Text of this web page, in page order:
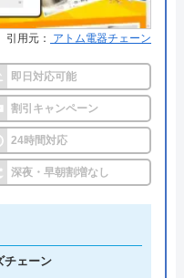
立
央区瓦屋町3丁目7-3 イ
詰まり・水漏れ修理は
スマイル｜水道局指定
めの理由
拠点を構えている水
チン、浴室などの水
ており、作業料金が
をしています。
した場合は、最短20
引用元： アトム電器チェーン
即日対応可能
割引キャンペーン
24時間対応
深夜・早朝割増なし
チェーン